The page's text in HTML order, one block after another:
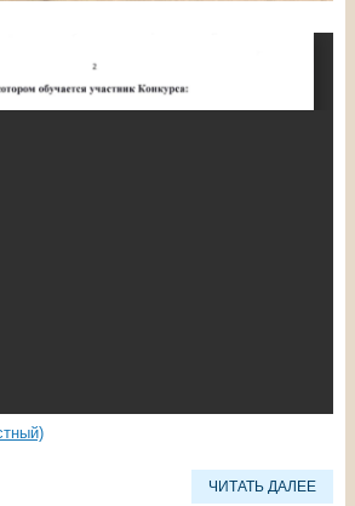
ЧИТАТЬ ДАЛЕЕ